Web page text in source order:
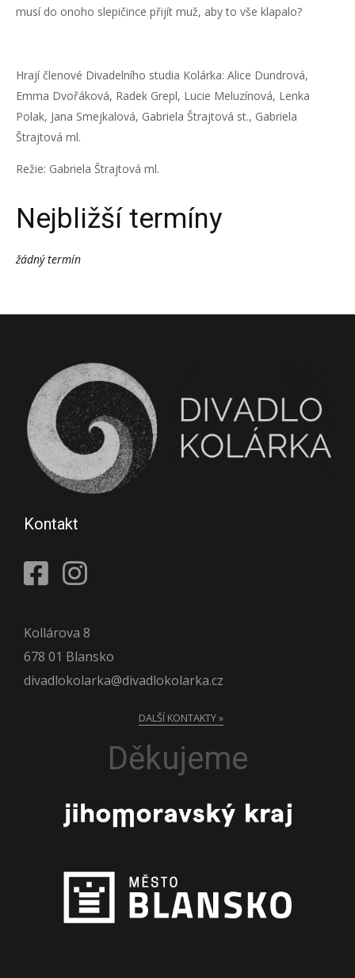
musí do onoho slepičince přijít muž, aby to vše klapalo?
Hrají členové Divadelního studia Kolárka: Alice Dundrová,
Emma Dvořáková, Radek Grepl, Lucie Meluzínová, Lenka
Polak, Jana Smejkalová, Gabriela Štrajtová st., Gabriela
Štrajtová ml.
Režie: Gabriela Štrajtová ml.
Nejbližší termíny
žádný termín
Kontakt
Kollárova 8
678 01 Blansko
divadlokolarka@divadlokolarka.cz
DALŠÍ KONTAKTY »
Děkujeme